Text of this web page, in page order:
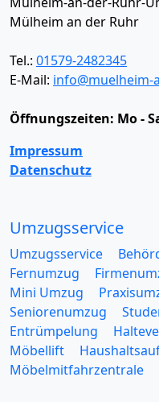
Mülheim an der Ruhr
Tel.: 01579-2482345
E-Mail:
Öffnungszeiten: Mo -
Impressum
Datenschutz
Umzugsservice
Umzugsservice
Fernumzug
Mini Umzug
Seniorenumzug
Entrümpelung
Möbellift
Möbelmitfahrzentrale